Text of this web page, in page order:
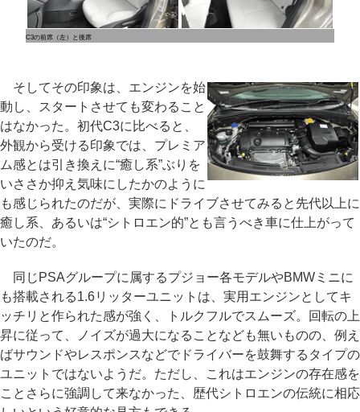
C3の前席（左）と後席
そしてその印象は、エンジンを始
動し、スタートさせても変わること
はなかった。初代C3に比べると、
外観から受ける印象では、プレミア
ム感とは引き換えに“癒し系”ぶりを
いささか抑え気味にしたかのように
も感じられたのだが、実際にドライブさせてみると先代以上に
癒し系、あるいは“シトロエン的”とも言うべき車に仕上がって
いたのだ。
同じPSAグループに属するプジョー各モデルやBMWミニに
も搭載される1.6リッターユニットは、実用エンジンとしてキ
ッチリと作られた感が強く、トルクフルでスムーズ。回転の上
昇に従って、ノイズが過大になることなども無いものの、例え
ばサウンドやレスポンスなどでドライバーを鼓舞するタイプの
ユニットではないようだ。ただし、これはエンジンの存在感を
ことさらに強調して来なかった、歴代シトロエンの伝統に相応